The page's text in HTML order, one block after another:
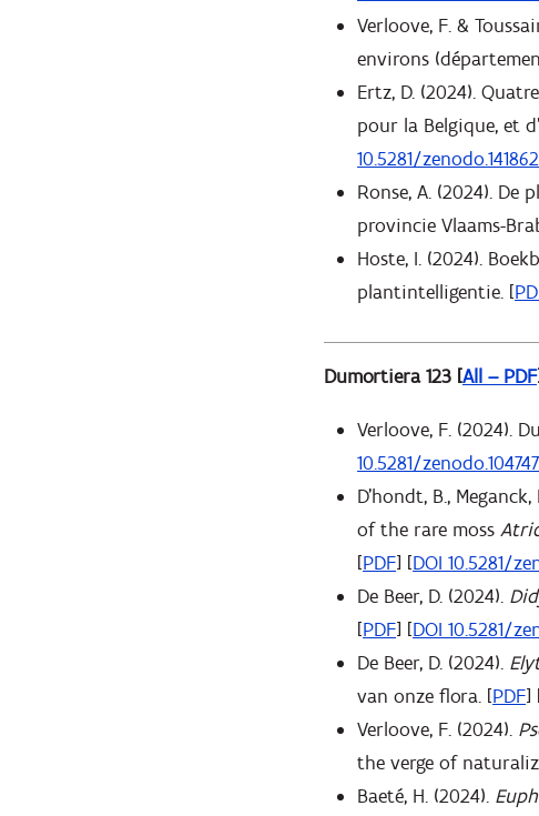
Verloove, F. &
environs
Ertz, D. (2024).
pour la Belgique, et
10.5281/
Ronse, A. (2024).
provincie Vlaams-
Hoste, I. (2024).
plantintelligentie. [
Dumortiera 123 [All – PDF
Verloove, F. (2024).
10.5281/
D'hondt, B.,
of the rare moss
[PDF] [DOI 10.5281/
De Beer, D. (2024).
[PDF] [DOI 10.5281/
De Beer, D. (2024).
van onze flora. [PDF]
Verloove, F. (2024).
the verge of
Baeté, H. (2024).